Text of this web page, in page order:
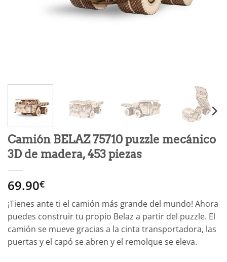
Camión BELAZ 75710 puzzle mecánico
3D de madera, 453 piezas
69.90€
¡Tienes ante ti el camión más grande del mundo! Ahora
puedes construir tu propio Belaz a partir del puzzle. El
camión se mueve gracias a la cinta transportadora, las
puertas y el capó se abren y el remolque se eleva.